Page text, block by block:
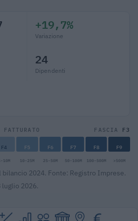
+19,7%
Variazione
24
Dipendenti
FASCIA F3
F4 F5 F6 F7 F8 F9
10M 10-25M 25-50M 50-100M 100-500M >500M
2024. Fonte: Registro Imprese.
luglio 2026.